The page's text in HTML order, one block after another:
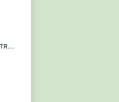
FRIMÆRKEHÆFTER/STRIBER